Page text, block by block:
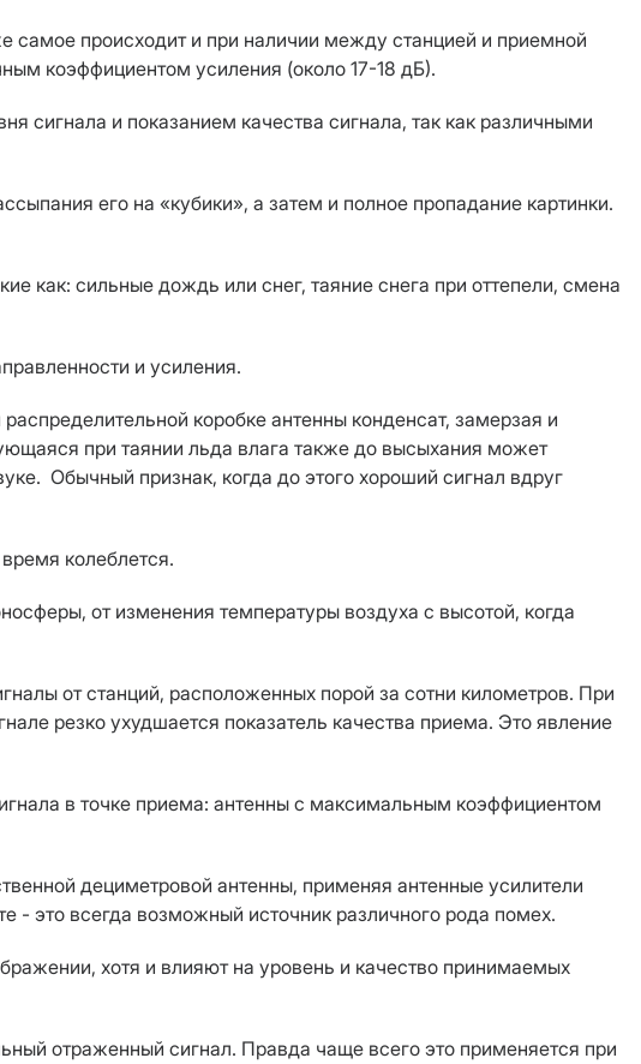
самое происходит и при наличии между станцией и приемной
коэффициентом усиления (около 17-18 дБ).
сигнала и показанием качества сигнала, так как различными
его на «кубики», а затем и полное пропадание картинки.
как: сильные дождь или снег, таяние снега при оттепели, смена
и усиления.
коробке антенны конденсат, замерзая и
при таянии льда влага также до высыхания может
Обычный признак, когда до этого хороший сигнал вдруг
колеблется.
от изменения температуры воздуха с высотой, когда
от станций, расположенных порой за сотни километров. При
резко ухудшается показатель качества приема. Это явление
в точке приема: антенны с максимальным коэффициентом
дециметровой антенны, применяя антенные усилители
- это всегда возможный источник различного рода помех.
хотя и влияют на уровень и качество принимаемых
отраженный сигнал. Правда чаще всего это применяется при